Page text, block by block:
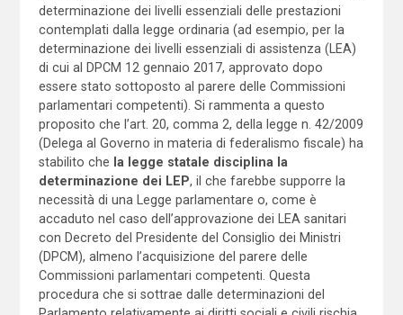
determinazione dei livelli essenziali delle prestazioni
contemplati dalla legge ordinaria (ad esempio, per la
determinazione dei livelli essenziali di assistenza (LEA)
di cui al DPCM 12 gennaio 2017, approvato dopo
essere stato sottoposto al parere delle Commissioni
parlamentari competenti). Si rammenta a questo
proposito che l’art. 20, comma 2, della legge n. 42/2009
(Delega al Governo in materia di federalismo fiscale) ha
stabilito che la legge statale disciplina la
determinazione dei LEP, il che farebbe supporre la
necessità di una Legge parlamentare o, come è
accaduto nel caso dell’approvazione dei LEA sanitari
con Decreto del Presidente del Consiglio dei Ministri
(DPCM), almeno l’acquisizione del parere delle
Commissioni parlamentari competenti. Questa
procedura che si sottrae dalle determinazioni del